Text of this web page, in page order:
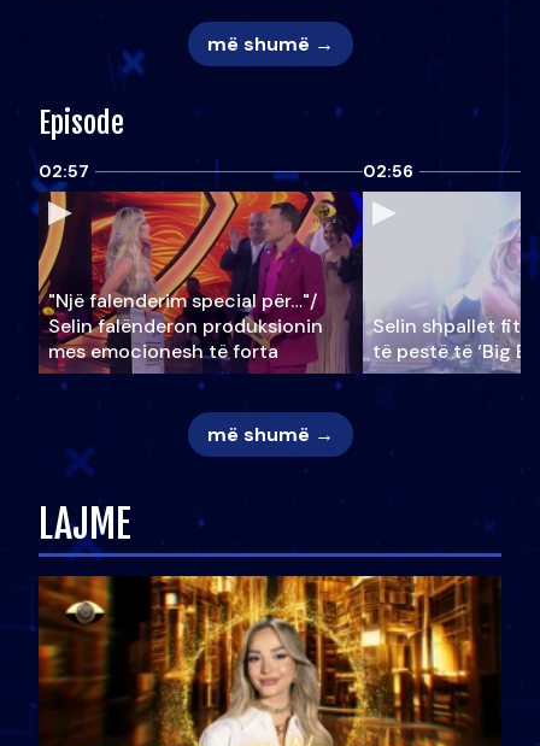
më shumë →
Episode
02:57
"Një falenderim special për…"/
Selin falënderon produksionin
mes emocionesh të forta
02:56
Selin shpallet
të pestë të ‘Big
më shumë →
LAJME